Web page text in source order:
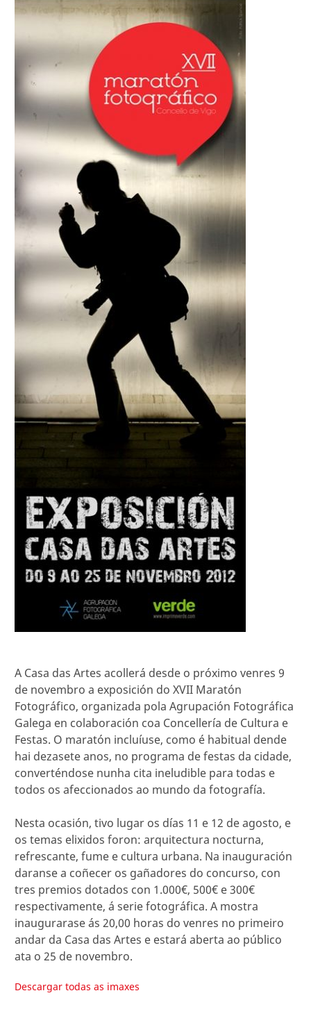
A Casa das Artes acollerá desde o próximo venres 9
de novembro a exposición do XVII Maratón
Fotográfico, organizada pola Agrupación Fotográfica
Galega en colaboración coa Concellería de Cultura e
Festas. O maratón incluíuse, como é habitual dende
hai dezasete anos, no programa de festas da cidade,
converténdose nunha cita ineludible para todas e
todos os afeccionados ao mundo da fotografía.
Nesta ocasión, tivo lugar os días 11 e 12 de agosto, e
os temas elixidos foron: arquitectura nocturna,
refrescante, fume e cultura urbana. Na inauguración
daranse a coñecer os gañadores do concurso, con
tres premios dotados con 1.000€, 500€ e 300€
respectivamente, á serie fotográfica. A mostra
inaugurarase ás 20,00 horas do venres no primeiro
andar da Casa das Artes e estará aberta ao público
ata o 25 de novembro.
Descargar todas as imaxes